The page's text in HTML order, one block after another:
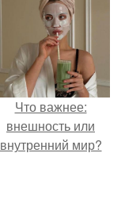
Что важнее:
внешность или
внутренний мир?